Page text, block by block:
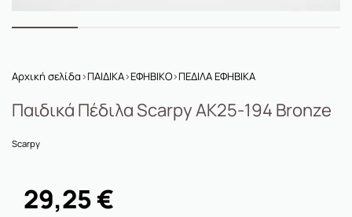
Αρχική σελίδα›ΠΑΙΔΙΚΑ›ΕΦΗΒΙΚΟ›ΠΕΔΙΛΑ ΕΦΗΒΙΚΑ
Παιδικά Πέδιλα Scarpy AK25-194 Bronze
Scarpy
29,25€